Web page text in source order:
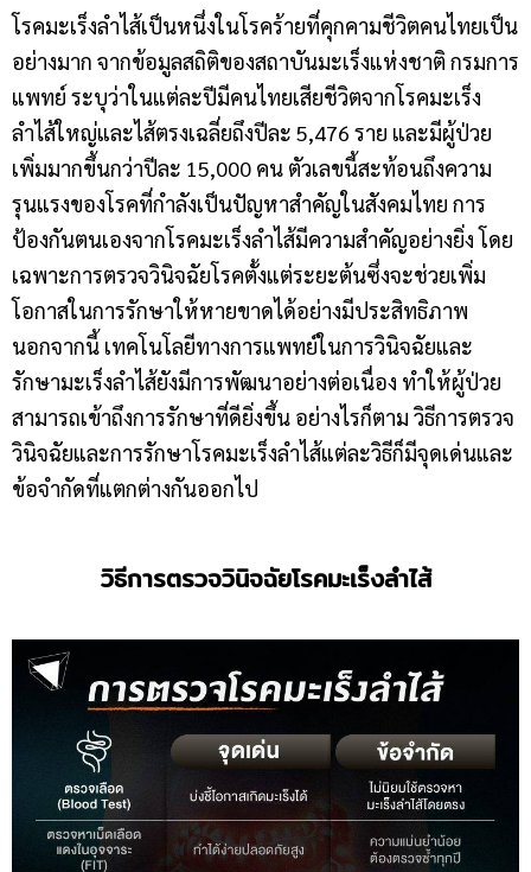
โรคมะเร็งลำไส้เป็นหนึ่งในโรคร้ายที่คุกคามชีวิตคนไทยเป็น
อย่างมาก จากข้อมูลสถิติของสถาบันมะเร็งแห่งชาติ กรมการ
แพทย์ ระบุว่าในแต่ละปีมีคนไทยเสียชีวิตจากโรคมะเร็ง
ลำไส้ใหญ่และไส้ตรงเฉลี่ยถึงปีละ 5,476 ราย และมีผู้ป่วย
เพิ่มมากขึ้นกว่าปีละ 15,000 คน ตัวเลขนี้สะท้อนถึงความ
รุนแรงของโรคที่กำลังเป็นปัญหาสำคัญในสังคมไทย การ
ป้องกันตนเองจากโรคมะเร็งลำไส้มีความสำคัญอย่างยิ่ง โดย
เฉพาะการตรวจวินิจฉัยโรคตั้งแต่ระยะต้นซึ่งจะช่วยเพิ่ม
โอกาสในการรักษาให้หายขาดได้อย่างมีประสิทธิภาพ
นอกจากนี้ เทคโนโลยีทางการแพทย์ในการวินิจฉัยและ
รักษามะเร็งลำไส้ยังมีการพัฒนาอย่างต่อเนื่อง ทำให้ผู้ป่วย
สามารถเข้าถึงการรักษาที่ดียิ่งขึ้น อย่างไรก็ตาม วิธีการตรวจ
วินิจฉัยและการรักษาโรคมะเร็งลำไส้แต่ละวิธีก็มีจุดเด่นและ
ข้อจำกัดที่แตกต่างกันออกไป
วิธีการตรวจวินิจฉัยโรคมะเร็งลำไส้